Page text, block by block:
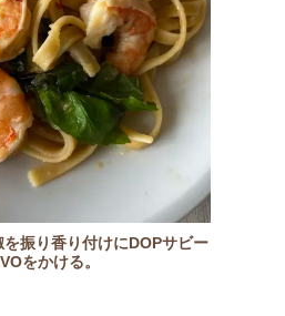
振り香り付けにDOPサビー
をかける。